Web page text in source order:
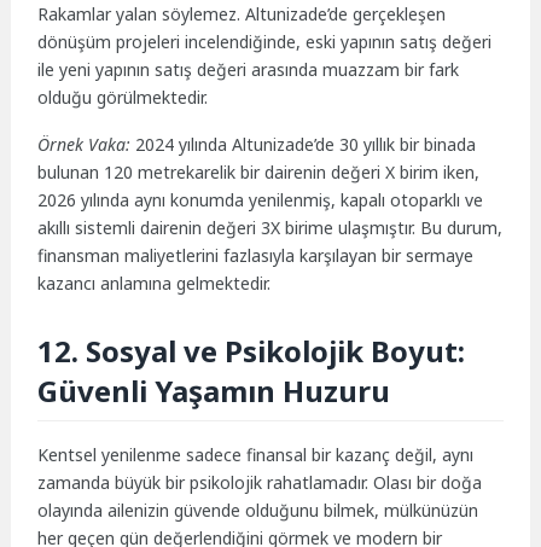
Rakamlar yalan söylemez. Altunizade’de gerçekleşen
dönüşüm projeleri incelendiğinde, eski yapının satış değeri
ile yeni yapının satış değeri arasında muazzam bir fark
olduğu görülmektedir.
Örnek Vaka: 2024 yılında Altunizade’de 30 yıllık bir binada
bulunan 120 metrekarelik bir dairenin değeri X birim iken,
2026 yılında aynı konumda yenilenmiş, kapalı otoparklı ve
akıllı sistemli dairenin değeri 3X birime ulaşmıştır. Bu durum,
finansman maliyetlerini fazlasıyla karşılayan bir sermaye
kazancı anlamına gelmektedir.
12. Sosyal ve Psikolojik Boyut:
Güvenli Yaşamın Huzuru
Kentsel yenilenme sadece finansal bir kazanç değil, aynı
zamanda büyük bir psikolojik rahatlamadır. Olası bir doğa
olayında ailenizin güvende olduğunu bilmek, mülkünüzün
her geçen gün değerlendiğini görmek ve modern bir